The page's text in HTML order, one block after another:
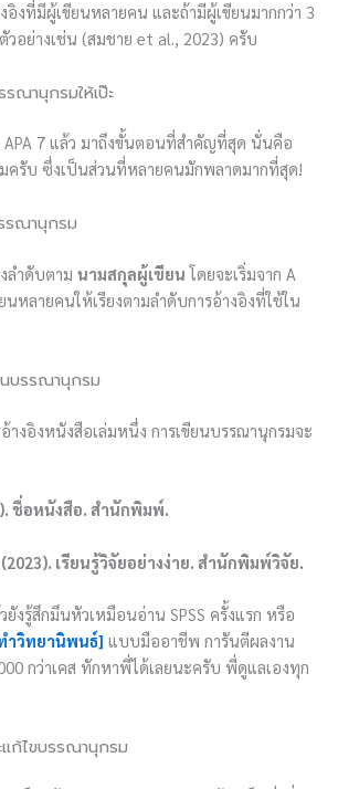
อิงที่มีผู้เขียนหลายคน และถ้ามีผู้เขียนมากกว่า 3
ตัวอย่างเช่น (สมชาย et al., 2023) ครับ
รณานุกรมให้เป๊ะ
APA 7 แล้ว มาถึงขั้นตอนที่สำคัญที่สุด นั่นคือ
ครับ ซึ่งเป็นส่วนที่หลายคนมักพลาดมากที่สุด!
รณานุกรม
ลำดับตาม นามสกุลผู้เขียน โดยจะเริ่มจาก A
หลายคนให้เรียงตามลำดับการอ้างอิงที่ใช้ใน
นบรรณานุกรม
างอิงหนังสือเล่มหนึ่ง การเขียนบรรณานุกรมจะ
ชื่อหนังสือ. สำนักพิมพ์.
เรียนรู้วิจัยอย่างง่าย. สำนักพิมพ์วิจัย.
ยังรู้สึกมึนหัวเหมือนอ่าน SPSS ครั้งแรก หรือ
ำวิทยานิพนธ์] แบบมืออาชีพ การันตีผลงาน
กว่าเคส ทักหาพี่ได้เลยนะครับ พี่ดูแลเองทุก
ก้ไขบรรณานุกรม